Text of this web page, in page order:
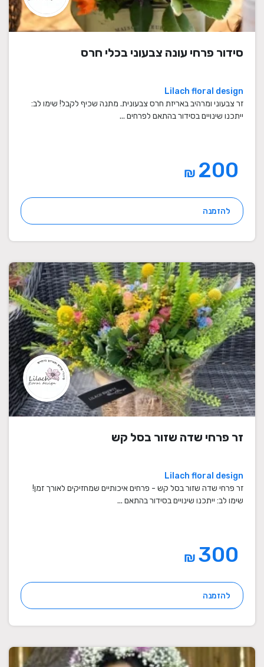
סידור פרחי עונה צבעוני בכלי חרס
Lilach floral design
זר צבעוני ומרהיב באריזת חרס צבעונית. מתנה שכיף לקבל! שימו לב:
ייתכנו שינויים בסידור בהתאם לפרחים ...
₪
להזמנה
זר פרחי שדה שזור בסל קש
Lilach floral design
זר פרחי שדה שזור בסל קש - פרחים איכותיים שמחזיקים לאורך זמן!
שימו לב: ייתכנו שינויים בסידור בהתאם ...
₪
להזמנה